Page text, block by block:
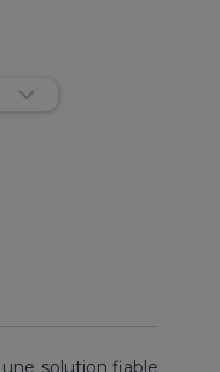
solution fiable